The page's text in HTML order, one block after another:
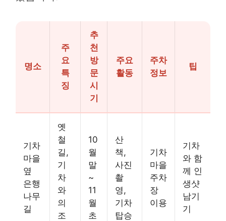
명소
주
요
특
징
추
천
방
문
시
기
주요
활동
주차
정보
팁
기차
마을
옆
은행
나무
길
옛
철
길,
기
차
와
의
조
10
월
말
~
11
월
초
산
책,
사진
촬
영,
기차
탑승
기차
마을
주차
장
이용
기차
와 함
께 인
생샷
남기
기